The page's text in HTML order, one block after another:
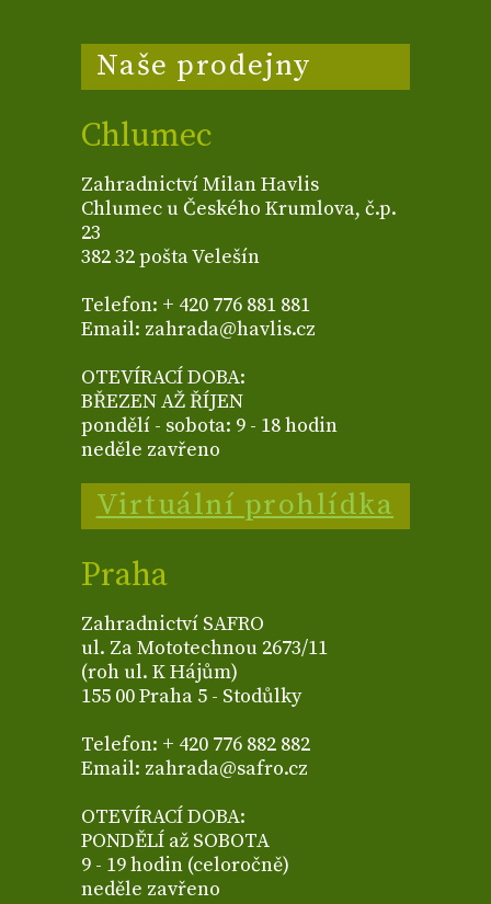
Naše prodejny
Chlumec
Zahradnictví Milan Havlis
Chlumec u Českého Krumlova, č.p.
23
382 32 pošta Velešín
Telefon: + 420 776 881 881
Email: zahrada@havlis.cz
OTEVÍRACÍ DOBA:
BŘEZEN AŽ ŘÍJEN
pondělí - sobota: 9 - 18 hodin
neděle zavřeno
Virtuální prohlídka
Praha
Zahradnictví SAFRO
ul. Za Mototechnou 2673/11
(roh ul. K Hájům)
155 00 Praha 5 - Stodůlky
Telefon: + 420 776 882 882
Email: zahrada@safro.cz
OTEVÍRACÍ DOBA:
PONDĚLÍ až SOBOTA
9 - 19 hodin (celoročně)
neděle zavřeno